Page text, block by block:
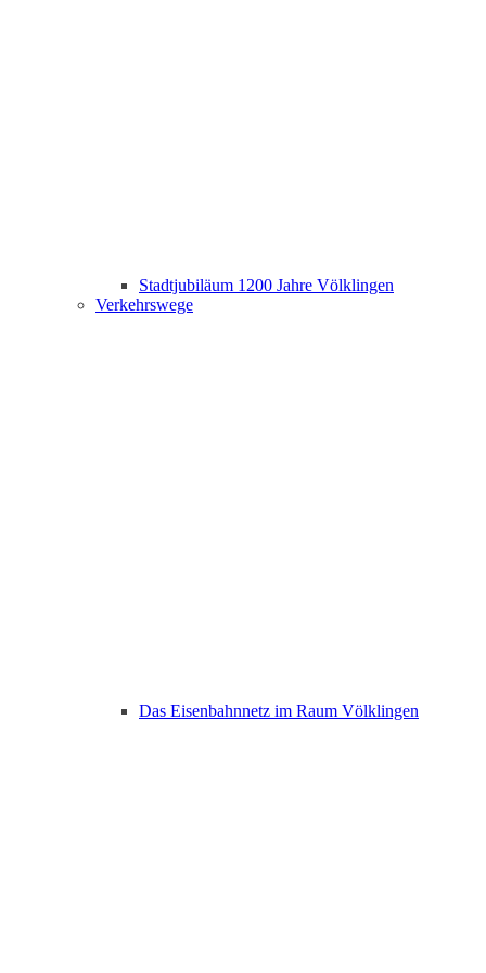
Stadtjubiläum 1200 Jahre Völklingen
Verkehrswege
Das Eisenbahnnetz im Raum Völklingen